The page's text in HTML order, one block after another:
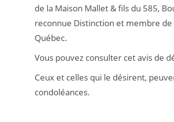
de la Maison Mallet & fils du 585,
reconnue Distinction et membre
Québec.
Vous pouvez consulter cet avis de
Ceux et celles qui le désirent,
condoléances.